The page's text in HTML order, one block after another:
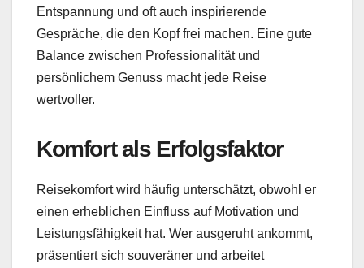
Entspannung und oft auch inspirierende
Gespräche, die den Kopf frei machen. Eine gute
Balance zwischen Professionalität und
persönlichem Genuss macht jede Reise
wertvoller.
Komfort als Erfolgsfaktor
Reisekomfort wird häufig unterschätzt, obwohl er
einen erheblichen Einfluss auf Motivation und
Leistungsfähigkeit hat. Wer ausgeruht ankommt,
präsentiert sich souveräner und arbeitet